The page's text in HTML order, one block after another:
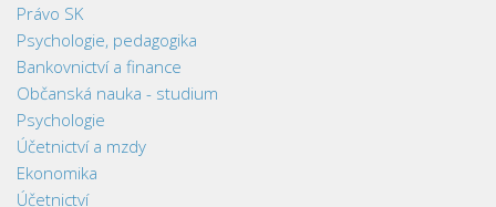
Právo SK
Psychologie, pedagogika
Bankovnictví a finance
Občanská nauka - studium
Psychologie
Účetnictví a mzdy
Ekonomika
Účetnictví